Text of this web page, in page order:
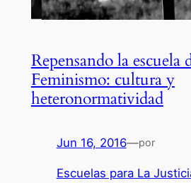
Repensando la escuela
Feminismo: cultura y
heteronormatividad
Jun 16, 2016—por
Escuelas para La